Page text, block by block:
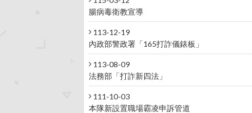
腸病毒衛教宣導
113-12-19
內政部警政署「165打詐儀錶板」
113-08-09
法務部「打詐新四法」
111-10-03
本隊新設置職場霸凌申訴管道